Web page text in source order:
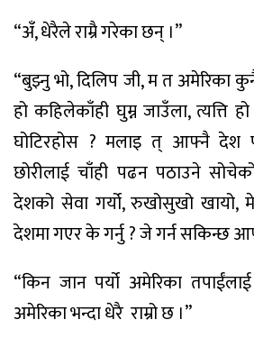
“अँ, धेरैले राम्रै गरेका छन् ।”
“बुझ्नु भो, दिलिप जी, म त अमेरिका
हो कहिलेकाँही घुम्न जाउँला, त्यत्ति
घोटिरहोस ? मलाइ त् आफ्नै देश
छोरीलाई चाँही पढन पठाउने
देशको सेवा गर्यो, रुखोसुखो खायो,
देशमा गएर के गर्नु ? जे गर्न सकिन्छ
“किन जान पर्यो अमेरिका
अमेरिका भन्दा धेरै राम्रो छ ।”